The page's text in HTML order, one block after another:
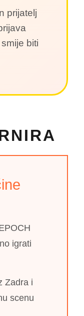
prijatelj
biti
igrati
Zadra i
scenu